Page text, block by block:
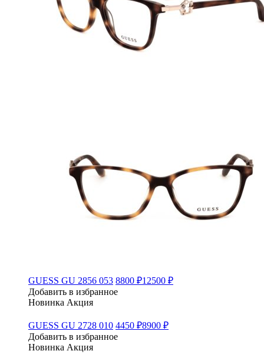
GUESS GU 2856 053 8800 ₽12500 ₽
Добавить в избранное
Новинка Акция
GUESS GU 2728 010 4450 ₽8900 ₽
Добавить в избранное
Новинка Акция